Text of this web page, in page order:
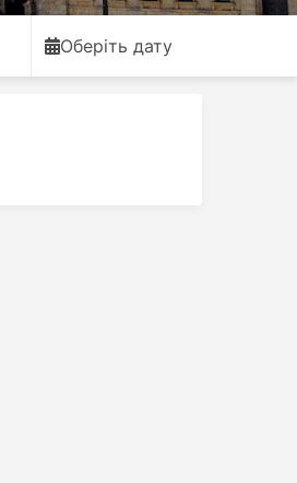
Оберіть дату